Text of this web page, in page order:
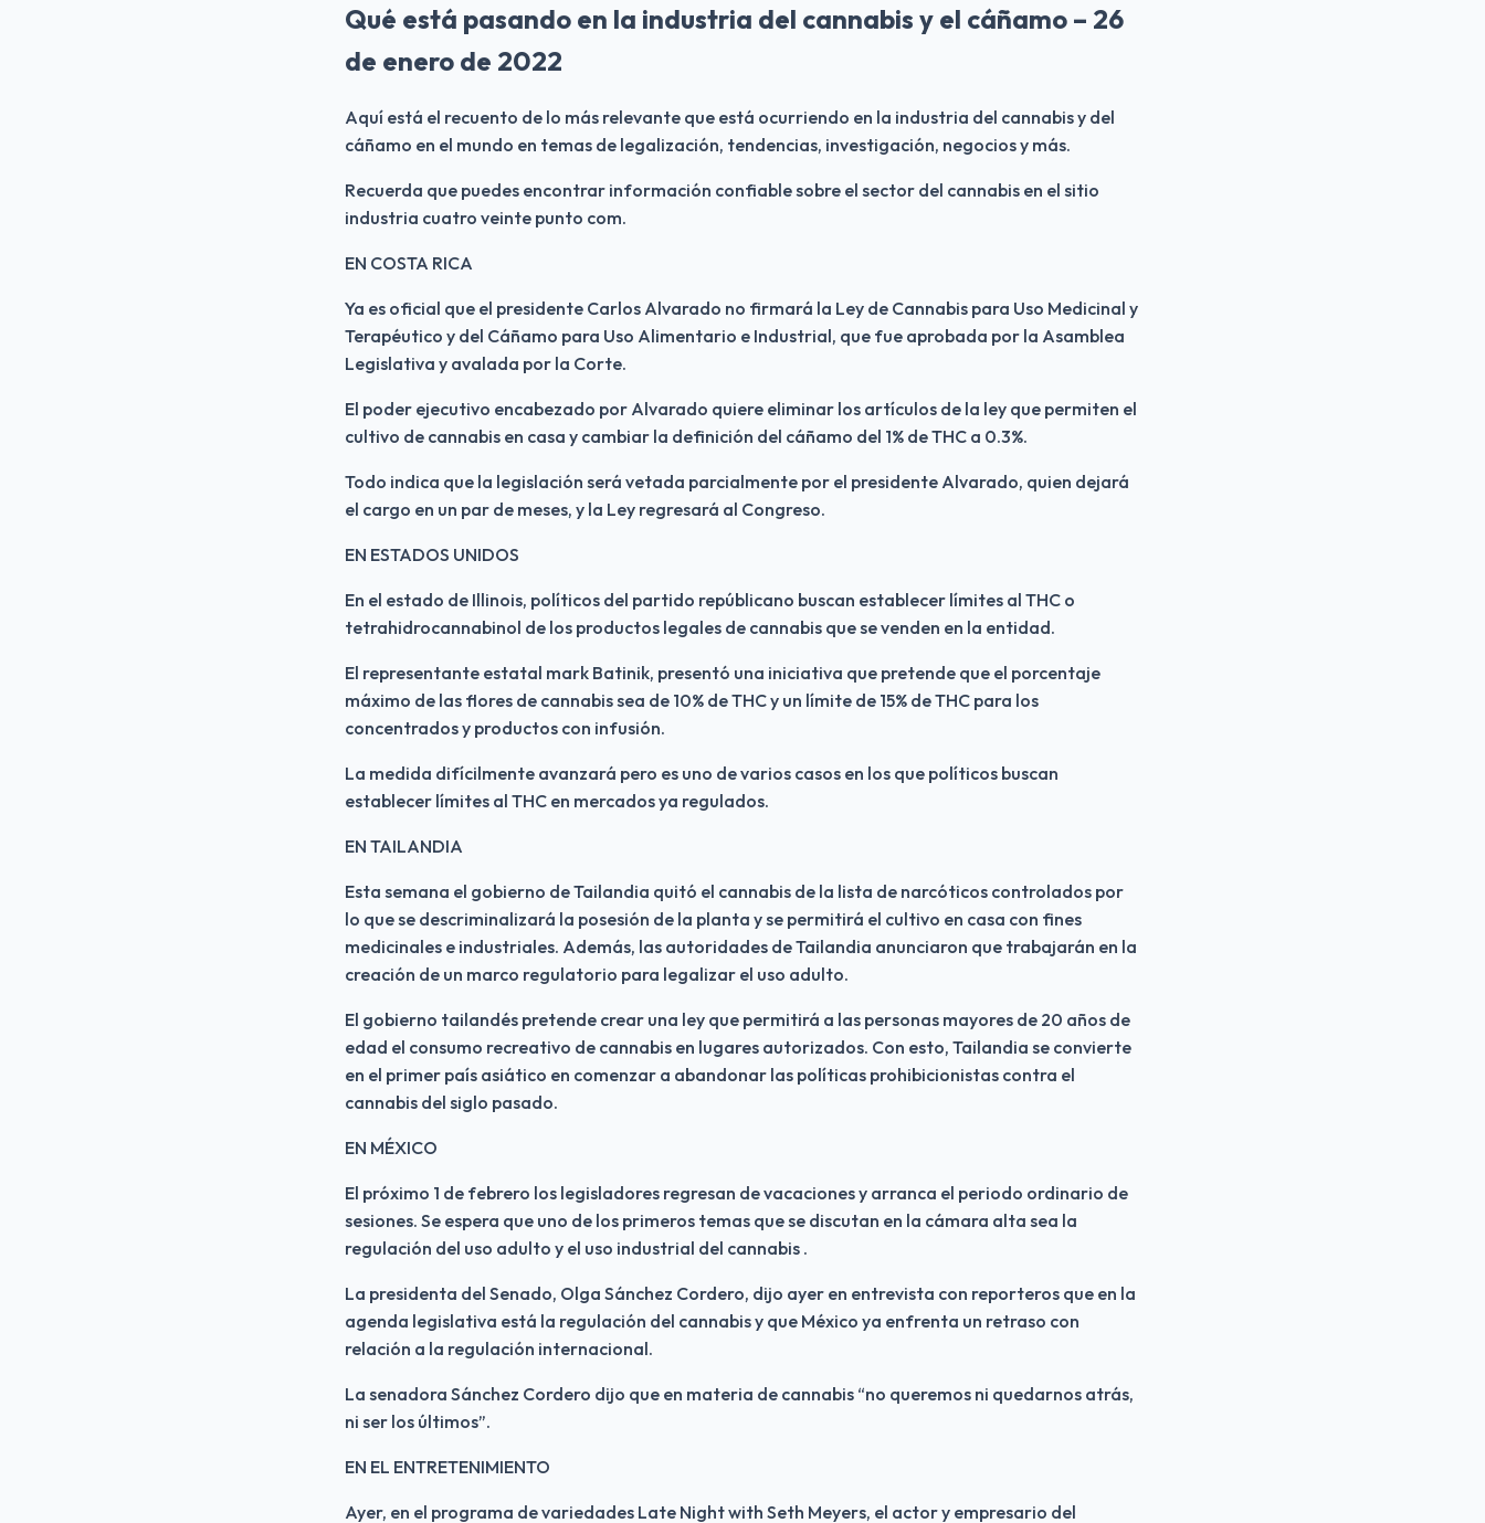
Qué está pasando en la industria del cannabis y el cáñamo – 26
de enero de 2022
Aquí está el recuento de lo más relevante que está ocurriendo en la industria del cannabis y del
cáñamo en el mundo en temas de legalización, tendencias, investigación, negocios y más.
Recuerda que puedes encontrar información confiable sobre el sector del cannabis en el sitio
industria cuatro veinte punto com.
EN COSTA RICA
Ya es oficial que el presidente Carlos Alvarado no firmará la Ley de Cannabis para Uso Medicinal y
Terapéutico y del Cáñamo para Uso Alimentario e Industrial, que fue aprobada por la Asamblea
Legislativa y avalada por la Corte.
El poder ejecutivo encabezado por Alvarado quiere eliminar los artículos de la ley que permiten el
cultivo de cannabis en casa y cambiar la definición del cáñamo del 1% de THC a 0.3%.
Todo indica que la legislación será vetada parcialmente por el presidente Alvarado, quien dejará
el cargo en un par de meses, y la Ley regresará al Congreso.
EN ESTADOS UNIDOS
En el estado de Illinois, políticos del partido repúblicano buscan establecer límites al THC o
tetrahidrocannabinol de los productos legales de cannabis que se venden en la entidad.
El representante estatal mark Batinik, presentó una iniciativa que pretende que el porcentaje
máximo de las flores de cannabis sea de 10% de THC y un límite de 15% de THC para los
concentrados y productos con infusión.
La medida difícilmente avanzará pero es uno de varios casos en los que políticos buscan
establecer límites al THC en mercados ya regulados.
EN TAILANDIA
Esta semana el gobierno de Tailandia quitó el cannabis de la lista de narcóticos controlados por
lo que se descriminalizará la posesión de la planta y se permitirá el cultivo en casa con fines
medicinales e industriales. Además, las autoridades de Tailandia anunciaron que trabajarán en la
creación de un marco regulatorio para legalizar el uso adulto.
El gobierno tailandés pretende crear una ley que permitirá a las personas mayores de 20 años de
edad el consumo recreativo de cannabis en lugares autorizados. Con esto, Tailandia se convierte
en el primer país asiático en comenzar a abandonar las políticas prohibicionistas contra el
cannabis del siglo pasado.
EN MÉXICO
El próximo 1 de febrero los legisladores regresan de vacaciones y arranca el periodo ordinario de
sesiones. Se espera que uno de los primeros temas que se discutan en la cámara alta sea la
regulación del uso adulto y el uso industrial del cannabis .
La presidenta del Senado, Olga Sánchez Cordero, dijo ayer en entrevista con reporteros que en la
agenda legislativa está la regulación del cannabis y que México ya enfrenta un retraso con
relación a la regulación internacional.
La senadora Sánchez Cordero dijo que en materia de cannabis “no queremos ni quedarnos atrás,
ni ser los últimos”.
EN EL ENTRETENIMIENTO
Ayer, en el programa de variedades Late Night with Seth Meyers, el actor y empresario del